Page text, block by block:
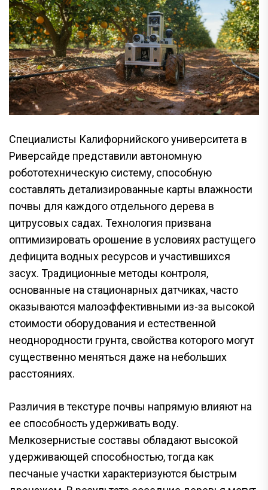
Специалисты Калифорнийского университета в
Риверсайде представили автономную
робототехническую систему, способную
составлять детализированные карты влажности
почвы для каждого отдельного дерева в
цитрусовых садах. Технология призвана
оптимизировать орошение в условиях растущего
дефицита водных ресурсов и участившихся
засух. Традиционные методы контроля,
основанные на стационарных датчиках, часто
оказываются малоэффективными из-за высокой
стоимости оборудования и естественной
неоднородности грунта, свойства которого могут
существенно меняться даже на небольших
расстояниях.
Различия в текстуре почвы напрямую влияют на
ее способность удерживать воду.
Мелкозернистые составы обладают высокой
удерживающей способностью, тогда как
песчаные участки характеризуются быстрым